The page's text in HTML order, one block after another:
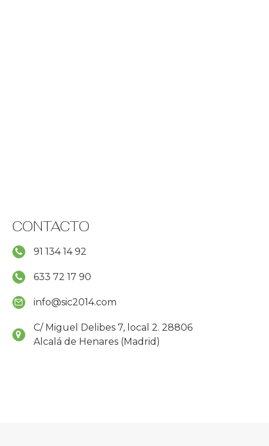
CONTACTO
91 134 14 92
633 72 17 90
info@sic2014.com
C/ Miguel Delibes 7, local 2. 28806
Alcalá de Henares (Madrid)